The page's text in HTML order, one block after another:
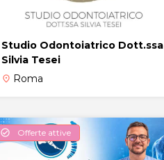
Studio Odontoiatrico Dott.ssa
Silvia Tesei
place Roma
check_circle Offerte attive